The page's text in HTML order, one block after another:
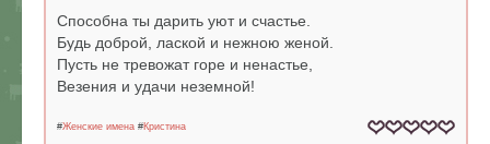
Способна ты дарить уют и счастье.
Будь доброй, лаской и нежною женой.
Пусть не тревожат горе и ненастье,
Везения и удачи неземной!
#Женские имена #Кристина